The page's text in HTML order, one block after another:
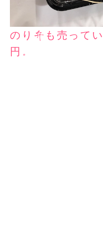
のり弁も売って
円。